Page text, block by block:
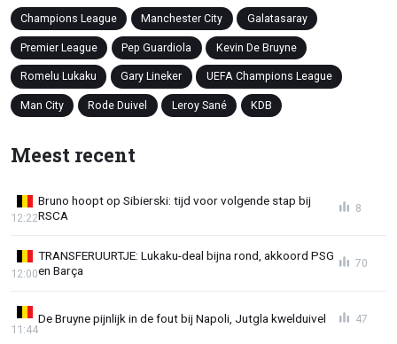
Champions League Manchester City Galatasaray
Premier League Pep Guardiola Kevin De Bruyne
Romelu Lukaku Gary Lineker UEFA Champions League
Man City Rode Duivel Leroy Sané KDB
Meest recent
Bruno hoopt op Sibierski: tijd voor volgende stap bij
RSCA
12:22
8
TRANSFERUURTJE: Lukaku-deal bijna rond, akkoord PSG
en Barça
12:00
70
De Bruyne pijnlijk in de fout bij Napoli, Jutgla kwelduivel
11:44
47